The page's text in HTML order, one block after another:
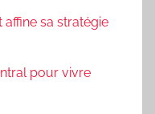
affine sa stratégie
pour vivre